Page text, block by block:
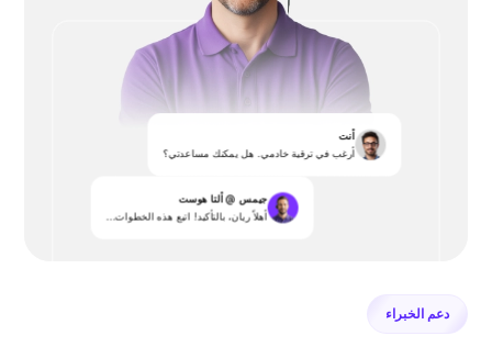
أنت
أرغب في ترقية خادمي. هل يمكنك مساعدتي؟
جيمس @ ألتا هوست
أهلاً ريان، بالتأكيد! اتبع هذه الخطوات...
دعم الخبراء